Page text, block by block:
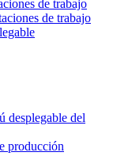
de trabajo
de trabajo
desplegable del
producción